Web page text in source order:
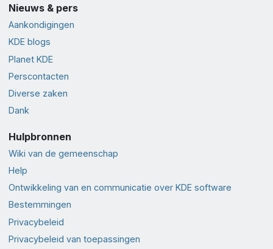
Nieuws & pers
Aankondigingen
KDE blogs
Planet KDE
Perscontacten
Diverse zaken
Dank
Hulpbronnen
Wiki van de gemeenschap
Help
Ontwikkeling van en communicatie over KDE software
Bestemmingen
Privacybeleid
Privacybeleid van toepassingen